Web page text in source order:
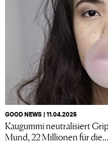
GOOD NEWS | 11.04.2025
Kaugummi neutralisiert
Mund, 22 Millionen für die...